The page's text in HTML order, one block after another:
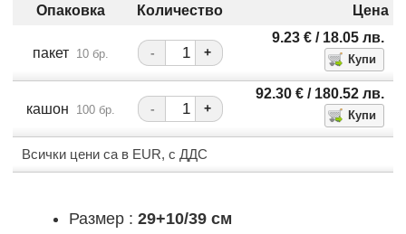
Опаковка Количество Цена
пакет 10 бр. - +
9.23 €/ 18.05 лв.
кашон 100 бр. - +
92.30 €/ 180.52 лв.
Всички цени са в EUR, с ДДС
Размер : 29+10/39 см